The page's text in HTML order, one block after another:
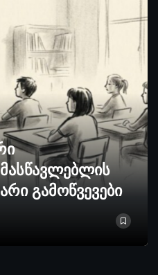
გამოწვევები